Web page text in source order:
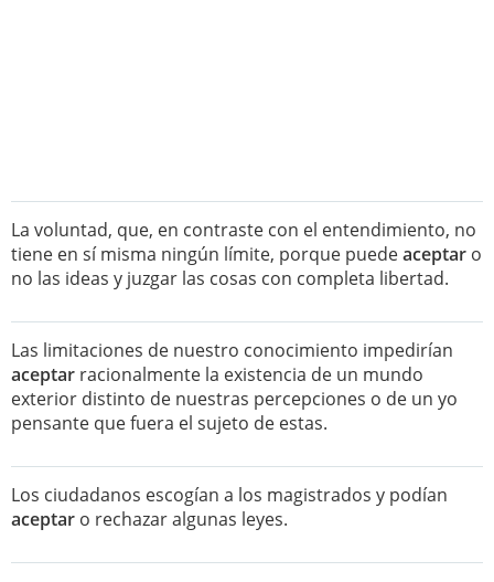
La voluntad, que, en contraste con el entendimiento, no
tiene en sí misma ningún límite, porque puedeaceptar o
no las ideas y juzgar las cosas con completa libertad.
Las limitaciones de nuestro conocimiento impedirían
aceptar racionalmente la existencia de un mundo
exterior distinto de nuestras percepciones o de un yo
pensante que fuera el sujeto de estas.
Los ciudadanos escogían a los magistrados y podían
aceptar o rechazar algunas leyes.